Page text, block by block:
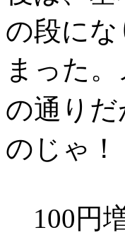
の段に
まった
の通り
のじゃ！
100円